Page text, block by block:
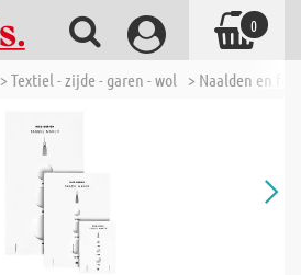
> Textiel - zijde - garen - wol > Naalden en
0